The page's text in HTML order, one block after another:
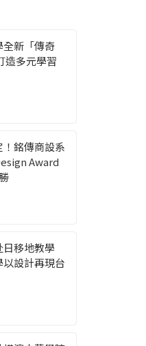
新「傳奇
造多元學習
銘傳商設系
Award
移地教學
設計再現台